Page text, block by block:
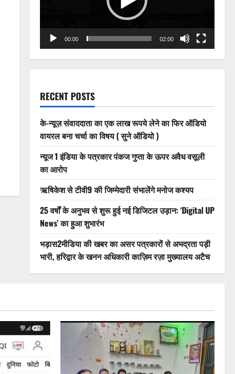
00:00 02:00
RECENT POSTS
के-न्यूज़ संवाददाता का एक लाख रूपये लेने का फिर ऑडियो
वायरल बना चर्चा का विषय ( सुने ऑडियो )
न्यूज 1 इंडिया के पत्रकार पंकज गुप्ता के ऊपर अवैध वसूली
का आरोप
ऋषिकेश से टीवी9 की जिम्मेदारी संभालेंगे मनोज कश्यप
25 वर्षों के अनुभव से शुरू हुई नई डिजिटल उड़ान: ‘Digital UP
News’ का हुआ शुभारंभ
भड़ास2मीडिया की खबर का असर पत्रकारों से अभद्रता पड़ी
भारी, हरिद्वार के खनन अधिकारी काज़िम रज़ा मुख्यालय अटैच